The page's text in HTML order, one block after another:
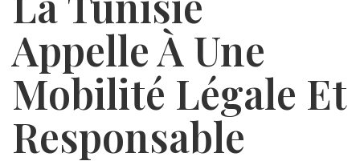
Appelle À Une
Mobilité Légale Et
Responsable